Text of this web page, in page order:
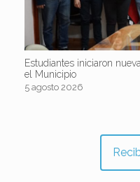
Estudiantes iniciaron
el Municipio
5 agosto 2026